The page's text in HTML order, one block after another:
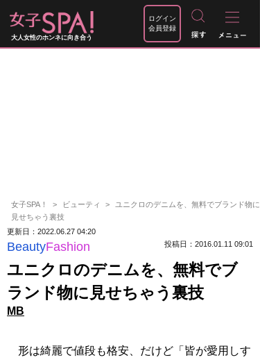
大人女性のホンネに向き合う
ログイン
会員登録
女子SPA！ ビューティ
ユニクロのデニムを、無料でブランド物に
見せちゃう裏技
更新日：2022.06.27 04:20
BeautyFashion 投稿日：2016.01.11 09:01
ユニクロのデニムを、無料でブ
ランド物に見せちゃう裏技
MB
形は綺麗で値段も格安、だけど「皆が愛用しす